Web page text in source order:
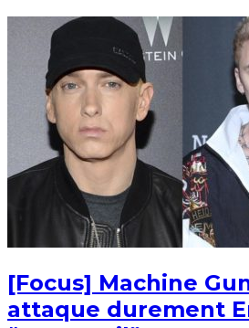
[Focus] Machine
attaque durement